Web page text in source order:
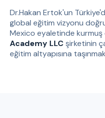
Dr.Hakan Ertok'un
global eğitim vizyonu
Mexico eyaletinde kurmuş
Academy LLC şirketinin
eğitim altyapısına